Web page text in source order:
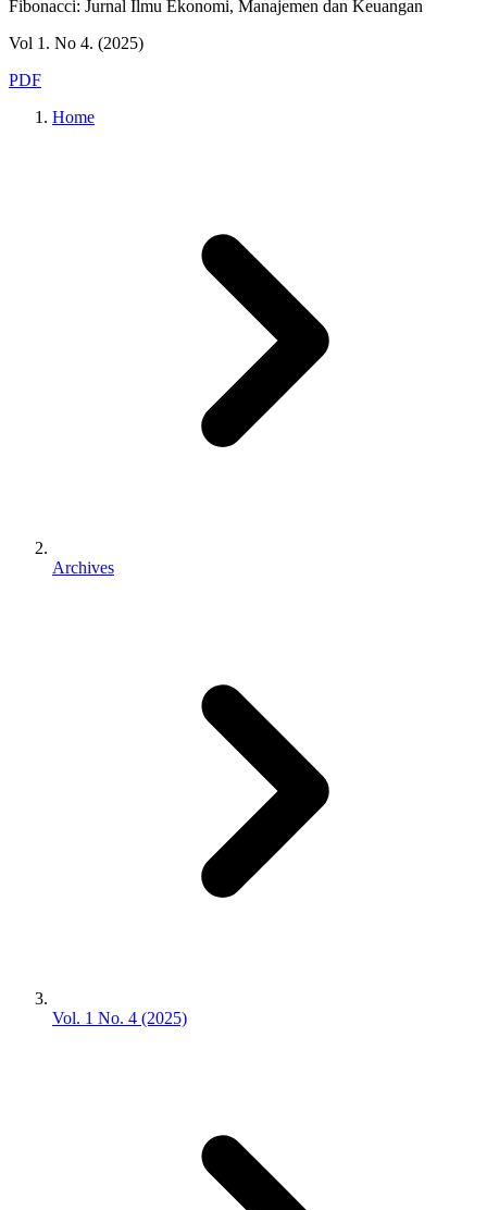
Fibonacci: Jurnal Ilmu Ekonomi, Manajemen dan Keuangan
Vol 1. No 4. (2025)
PDF
Home
Archives
Vol. 1 No. 4 (2025)